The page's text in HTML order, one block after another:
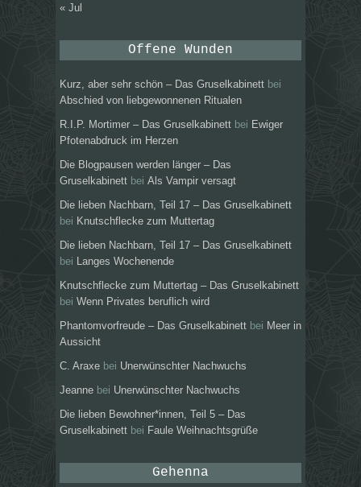
« Jul
Offene Wunden
Kurz, aber sehr schön – Das Gruselkabinett bei
Abschied von liebgewonnenen Ritualen
R.I.P. Mortimer – Das Gruselkabinett bei Ewiger
Pfotenabdruck im Herzen
Die Blogpausen werden länger – Das
Gruselkabinett bei Als Vampir versagt
Die lieben Nachbarn, Teil 17 – Das Gruselkabinett
bei Knutschflecke zum Muttertag
Die lieben Nachbarn, Teil 17 – Das Gruselkabinett
bei
Langes Wochenende
Knutschflecke zum Muttertag – Das Gruselkabinett
bei Wenn Privates beruflich wird
Phantomvorfreude – Das Gruselkabinett bei Meer in
Aussicht
C. Araxe bei Unerwünschter Nachwuchs
Jeanne bei Unerwünschter Nachwuchs
Die lieben Bewohner*innen, Teil 5 – Das
Gruselkabinett bei Faule Weihnachtsgrüße
Gehenna